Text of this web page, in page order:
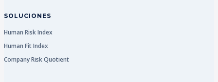
SOLUCIONES
Human Risk Index
Human Fit Index
Company Risk Quotient